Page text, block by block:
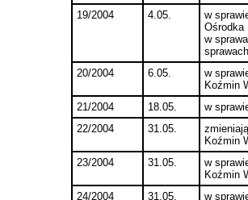
19/2004
4.05.
w
Ośrodka
w
20/2004
6.05.
w
Koźmin
21/2004
18.05.
w
22/2004
31.05.
Koźmin
23/2004
31.05.
w
Koźmin
24/2004
31.05.
w